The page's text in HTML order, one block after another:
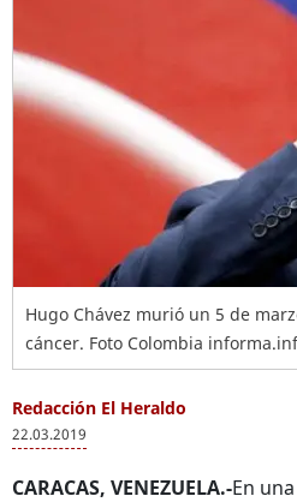
Hugo Chávez murió un 5 de
cáncer. Foto Colombia
Redacción El Heraldo
22.03.2019
CARACAS, VENEZUELA.-En